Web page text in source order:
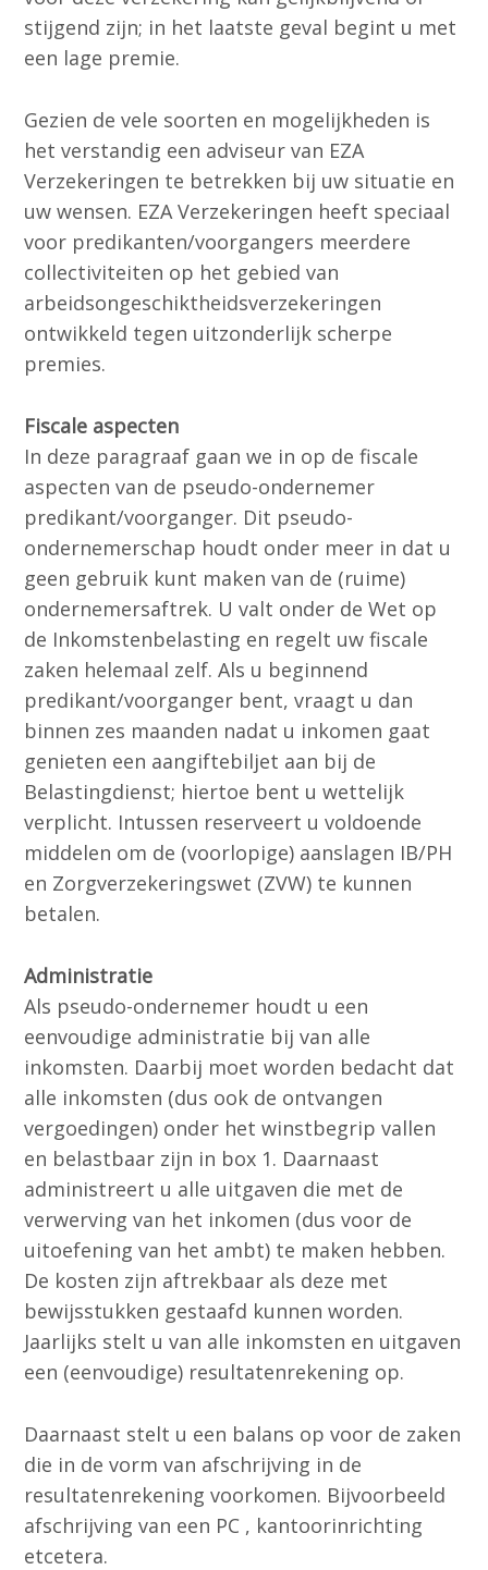
stijgend zijn; in het laatste geval begint u met
een lage premie.
Gezien de vele soorten en mogelijkheden is
het verstandig een adviseur van EZA
Verzekeringen te betrekken bij uw situatie en
uw wensen. EZA Verzekeringen heeft speciaal
voor predikanten/voorgangers meerdere
collectiviteiten op het gebied van
arbeidsongeschiktheidsverzekeringen
ontwikkeld tegen uitzonderlijk scherpe
premies.
Fiscale aspecten
In deze paragraaf gaan we in op de fiscale
aspecten van de pseudo-ondernemer
predikant/voorganger. Dit pseudo-
ondernemerschap houdt onder meer in dat u
geen gebruik kunt maken van de (ruime)
ondernemersaftrek. U valt onder de Wet op
de Inkomstenbelasting en regelt uw fiscale
zaken helemaal zelf. Als u beginnend
predikant/voorganger bent, vraagt u dan
binnen zes maanden nadat u inkomen gaat
genieten een aangiftebiljet aan bij de
Belastingdienst; hiertoe bent u wettelijk
verplicht. Intussen reserveert u voldoende
middelen om de (voorlopige) aanslagen IB/PH
en Zorgverzekeringswet (ZVW) te kunnen
betalen.
Administratie
Als pseudo-ondernemer houdt u een
eenvoudige administratie bij van alle
inkomsten. Daarbij moet worden bedacht dat
alle inkomsten (dus ook de ontvangen
vergoedingen) onder het winstbegrip vallen
en belastbaar zijn in box 1. Daarnaast
administreert u alle uitgaven die met de
verwerving van het inkomen (dus voor de
uitoefening van het ambt) te maken hebben.
De kosten zijn aftrekbaar als deze met
bewijsstukken gestaafd kunnen worden.
Jaarlijks stelt u van alle inkomsten en uitgaven
een (eenvoudige) resultatenrekening op.
Daarnaast stelt u een balans op voor de zaken
die in de vorm van afschrijving in de
resultatenrekening voorkomen. Bijvoorbeeld
afschrijving van een PC , kantoorinrichting
etcetera.